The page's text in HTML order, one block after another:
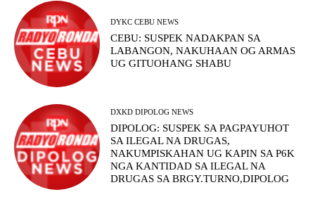
DYKC CEBU NEWS
CEBU: SUSPEK NADAKPAN SA
LABANGON, NAKUHAAN OG ARMAS
UG GITUOHANG SHABU
DXKD DIPOLOG NEWS
DIPOLOG: SUSPEK SA PAGPAYUHOT
SA ILEGAL NA DRUGAS,
NAKUMPISKAHAN UG KAPIN SA P6K
NGA KANTIDAD SA ILEGAL NA
DRUGAS SA BRGY.TURNO,DIPOLOG